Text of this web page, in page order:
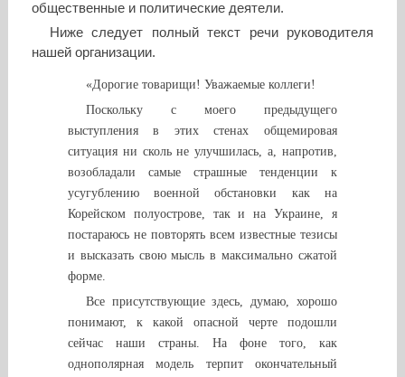
общественные и политические деятели.
Ниже следует полный текст речи руководителя
нашей организации.
«Дорогие товарищи! Уважаемые коллеги!
Поскольку с моего предыдущего
выступления в этих стенах общемировая
ситуация ни сколь не улучшилась, а, напротив,
возобладали самые страшные тенденции к
усугублению военной обстановки как на
Корейском полуострове, так и на Украине, я
постараюсь не повторять всем известные тезисы
и высказать свою мысль в максимально сжатой
форме.
Все присутствующие здесь, думаю, хорошо
понимают, к какой опасной черте подошли
сейчас наши страны. На фоне того, как
однополярная модель терпит окончательный